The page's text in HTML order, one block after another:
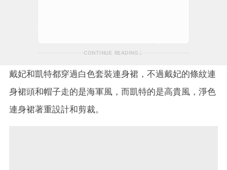
CONTINUE READING
戴妃和凱特都穿過白色套裝連身裙，不過戴妃的條紋連
身裙頭和帽子走的是海軍風，而凱特的是高貴風，淨色
連身裙著重設計和剪裁。